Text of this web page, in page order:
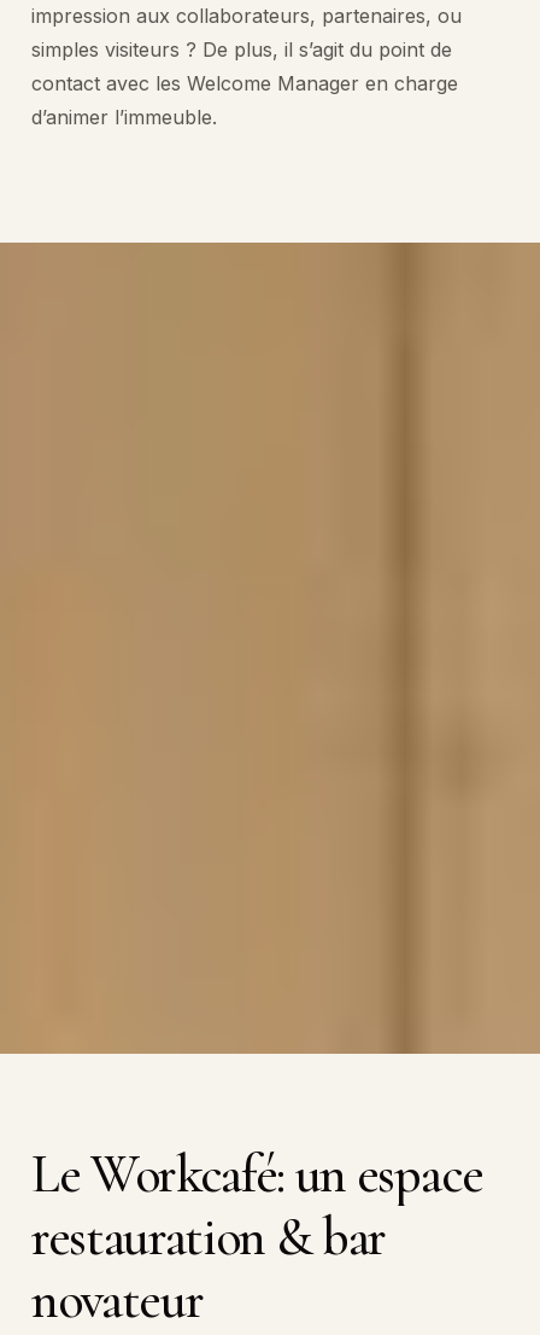
impression aux collaborateurs, partenaires, ou
simples visiteurs ? De plus, il s’agit du point de
contact avec les Welcome Manager en charge
d’animer l’immeuble.
LeWorkcafé:un espace
restauration &bar
novateur